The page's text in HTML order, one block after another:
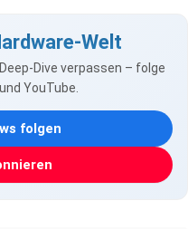
Welt
Dive verpassen – folge
YouTube.
folgen